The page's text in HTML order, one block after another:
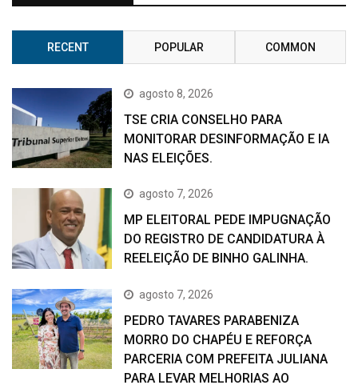
RECENT POPULAR COMMON
agosto 8, 2026
TSE CRIA CONSELHO PARA
MONITORAR DESINFORMAÇÃO E IA
NAS ELEIÇÕES.
agosto 7, 2026
MP ELEITORAL PEDE IMPUGNAÇÃO
DO REGISTRO DE CANDIDATURA À
REELEIÇÃO DE BINHO GALINHA.
agosto 7, 2026
PEDRO TAVARES PARABENIZA
MORRO DO CHAPÉU E REFORÇA
PARCERIA COM PREFEITA JULIANA
PARA LEVAR MELHORIAS AO